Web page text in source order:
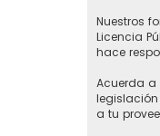
Nuestros
Licencia
hace
Acuerda a
a tu